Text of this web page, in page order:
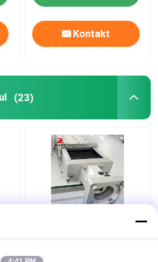
Kontakt
(23)
Industrielles Roboter-
geschlossenes